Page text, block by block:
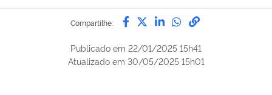
Compartilhe: Compartilhe por Facebook
Compartilhe por Twitter
Compartilhe por
Compartilhe
link para
Publicado em 22/01/2025 15h41
Atualizado em 30/05/2025 15h01